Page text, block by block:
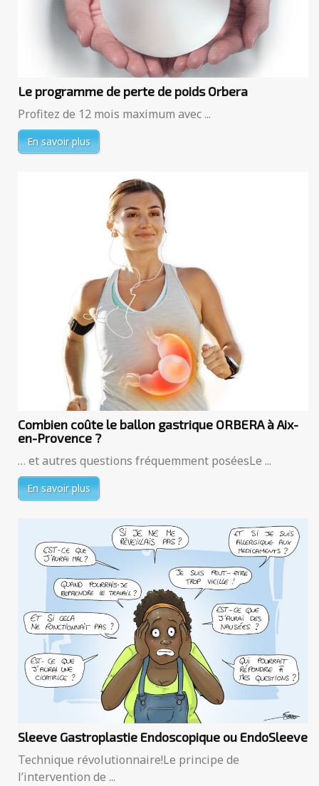
Le programme de perte de poids Orbera
Profitez de 12 mois maximum avec ...
En savoir plus
Combien coûte le ballon gastrique ORBERA à Aix-
en-Provence ?
… et autres questions fréquemment poséesLe ...
En savoir plus
Sleeve Gastroplastie Endoscopique ou EndoSleeve
Technique révolutionnaire!Le principe de
l’intervention de ...